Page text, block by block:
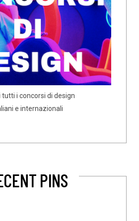
tutti i concorsi di design
e internazionali
PINS